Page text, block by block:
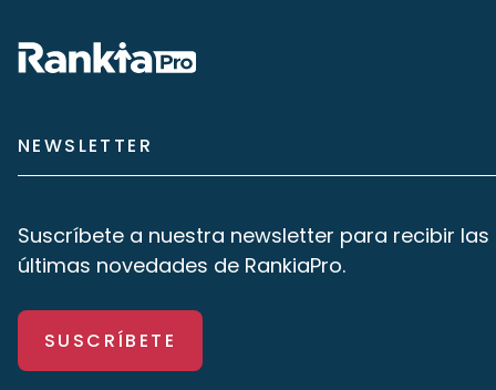
NEWSLETTER
Suscríbete a nuestra newsletter para recibir las
últimas novedades de RankiaPro.
SUSCRÍBETE